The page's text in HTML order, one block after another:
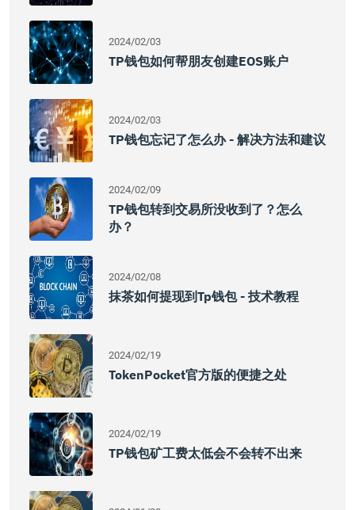
2024/02/03
TP钱包如何帮朋友创建EOS账户
2024/02/03
TP钱包忘记了怎么办 - 解决方法和建议
2024/02/09
TP钱包转到交易所没收到了？怎么
办？
2024/02/08
抹茶如何提现到tp钱包 - 技术教程
2024/02/19
TokenPocket官方版的便捷之处
2024/02/19
TP钱包矿工费太低会不会转不出来